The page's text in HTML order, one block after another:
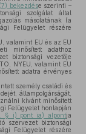
bekezdése szerinti –
szolgálat által
másolatának (a
Felügyelet részére
valamint EU és az EU
minősített adathoz
biztonsági vezetője
NYEU, valamint EU
adatra érvényes
személy családi és
állampolgárságát,
kívánt minősített
Felügyelet honlapján
§ i) pont ia) alpontja
szervezet biztonsági
Felügyelet részére